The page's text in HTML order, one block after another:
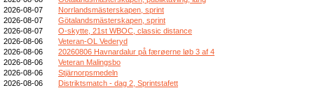
2026-08-07
Norrlandsmästerskapen, sprint
2026-08-07
Götalandsmästerskapen, sprint
2026-08-07
O-skytte, 21st WBOC, classic distance
2026-08-06
Veteran-OL Vederyd
2026-08-06
20260806 Havnardalur på færøerne løb 3 af 4
2026-08-06
Veteran Malingsbo
2026-08-06
Stjärnorpsmedeln
2026-08-06
Distriktsmatch - dag 2, Sprintstafett